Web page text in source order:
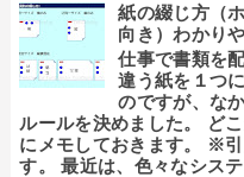
紙の綴じ方（
向き）わかり
仕事で書類を
違う紙を１つ
のですが、な
ルールを決めました。 ど
にメモしておきます。 ※
す。 最近は、色々なシス